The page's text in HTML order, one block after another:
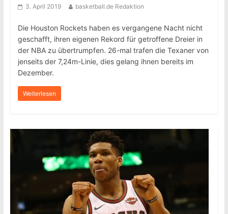
3. April 2019 basketball.de Redaktion
Die Houston Rockets haben es vergangene Nacht nicht
geschafft, ihren eigenen Rekord für getroffene Dreier in
der NBA zu übertrumpfen. 26-mal trafen die Texaner von
jenseits der 7,24m-Linie, dies gelang ihnen bereits im
Dezember.
Weiterlesen